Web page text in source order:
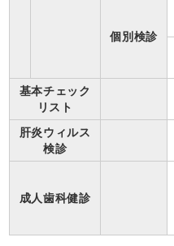
個別検診
基本チェック
リスト
肝炎ウィルス
検診
成人歯科健診